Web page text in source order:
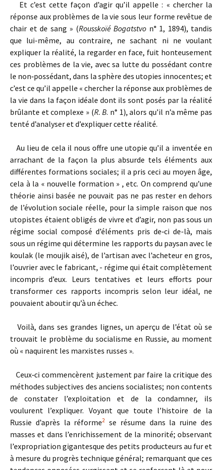
Et c’est cette façon d’agir qu’il appelle : « chercher la
réponse aux problèmes de la vie sous leur forme revêtue de
chair et de sang » (Rousskoïé Bogatstvo n° 1, 1894), tandis
que lui-même, au contraire, ne sachant ni ne voulant
expliquer la réalité, la regarder en face, fuit honteusement
ces problèmes de la vie, avec sa lutte du possédant contre
le non‑possédant, dans la sphère des utopies innocentes; et
c’est ce qu’il appelle « chercher la réponse aux problèmes de
la vie dans la façon idéale dont ils sont posés par la réalité
brûlante et complexe » (R. B. n° 1), alors qu’il n’a même pas
tenté d’analyser et d’expliquer cette réalité.
Au lieu de cela il nous offre une utopie qu’il a inventée en
arrachant de la façon la plus absurde tels éléments aux
différentes formations sociales; il a pris ceci au moyen âge,
cela à la « nouvelle formation » , etc. On comprend qu’une
théorie ainsi basée ne pouvait pas ne pas rester en dehors
de l’évolution sociale réelle, pour la simple raison que nos
utopistes étaient obligés de vivre et d’agir, non pas sous un
régime social composé d’éléments pris de‑ci de-là, mais
sous un régime qui détermine les rapports du paysan avec le
koulak (le moujik aisé), de l’artisan avec l’acheteur en gros,
l’ouvrier avec le fabricant, ‑ régime qui était complètement
incompris d’eux. Leurs tentatives et leurs efforts pour
transformer ces rapports incompris selon leur idéal, ne
pouvaient aboutir qu’à un échec.
Voilà, dans ses grandes lignes, un aperçu de l’état où se
trouvait le problème du socialisme en Russie, au moment
où « na­quirent les marxistes russes ».
Ceux‑ci commencèrent justement par faire la critique des
méthodes subjectives des anciens socialistes; non contents
de constater l’exploitation et de la condamner, ils
voulurent l’expliquer. Voyant que toute l’histoire de la
Russie d’après la réforme2 se résume dans la ruine des
masses et dans l’enrichissement de la minorité; observant
l’expropriation gigantesque des petits producteurs au fur et
à mesure du progrès technique général; remarquant que ces